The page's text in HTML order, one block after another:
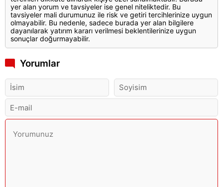
yer alan yorum ve tavsiyeler ise genel niteliktedir. Bu
tavsiyeler mali durumunuz ile risk ve getiri tercihlerinize uygun
olmayabilir. Bu nedenle, sadece burada yer alan bilgilere
dayanılarak yatırım kararı verilmesi beklentilerinize uygun
sonuçlar doğurmayabilir.
Yorumlar